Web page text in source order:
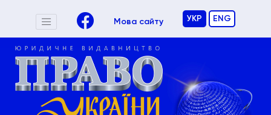
Мова сайту УКР ENG